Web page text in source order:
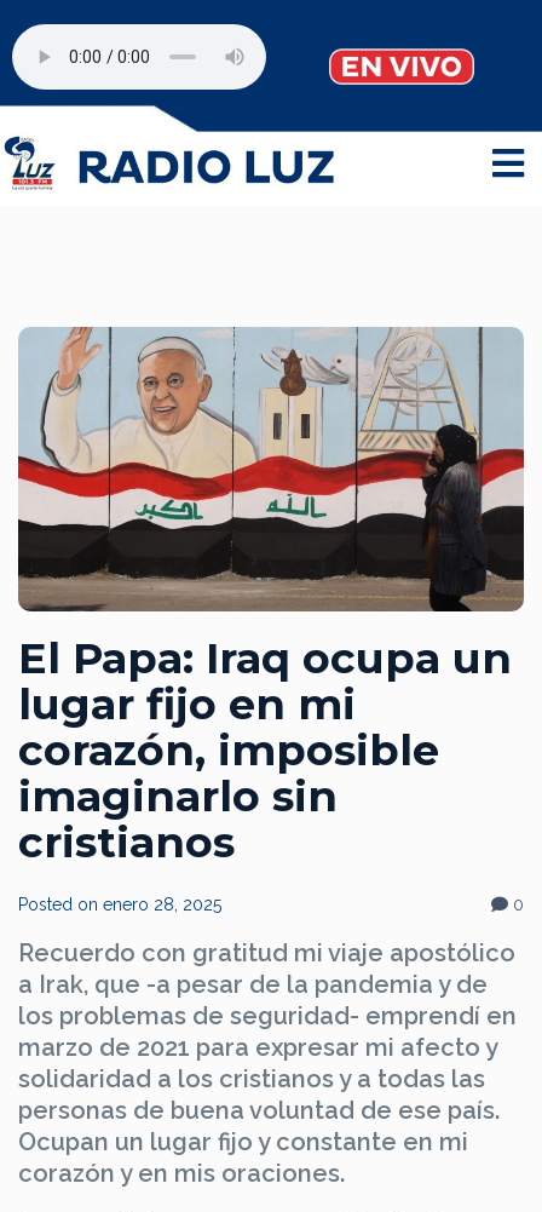
El Papa: Iraq ocupa un
lugar fijo en mi
corazón, imposible
imaginarlo sin
cristianos
Posted on enero 28, 2025 0
Recuerdo con gratitud mi viaje apostólico
a Irak, que -a pesar de la pandemia y de
los problemas de seguridad- emprendí en
marzo de 2021 para expresar mi afecto y
solidaridad a los cristianos y a todas las
personas de buena voluntad de ese país.
Ocupan un lugar fijo y constante en mi
corazón y en mis oraciones.